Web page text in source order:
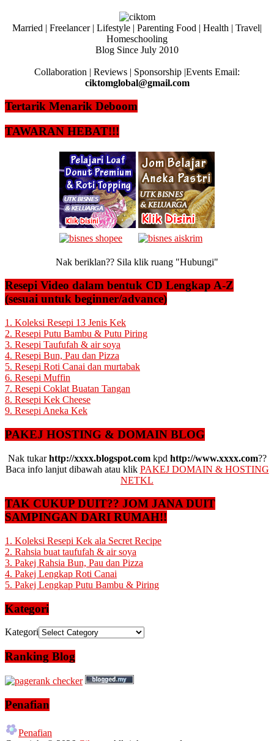
Married | Freelancer | Lifestyle | Parenting Food | Health | Travel|
Homeschooling
Blog Since July 2010
Collaboration | Reviews | Sponsorship |Events Email:
ciktomglobal@gmail.com
Tertarik Menarik Deboom
TAWARAN HEBAT!!!
Nak beriklan?? Sila klik ruang "Hubungi"
Resepi Video dalam bentuk CD Lengkap A-Z
(sesuai untuk beginner/advance)
1. Koleksi Resepi 13 Jenis Kek
2. Resepi Putu Bambu & Putu Piring
3. Resepi Taufufah & air soya
4. Resepi Bun, Pau dan Pizza
5. Resepi Roti Canai dan murtabak
6. Resepi Muffin
7. Resepi Coklat Buatan Tangan
8. Resepi Kek Cheese
9. Resepi Aneka Kek
PAKEJ HOSTING & DOMAIN BLOG
Nak tukarhttp://xxxx.blogspot.comkpd http://www.xxxx.com??
Baca info lanjut dibawah atau klik PAKEJ DOMAIN & HOSTING
NETKL
TAK CUKUP DUIT?? JOM JANA DUIT
SAMPINGAN DARI RUMAH!!
1. Koleksi Resepi Kek ala Secret Recipe
2. Rahsia buat taufufah & air soya
3. Pakej Rahsia Bun, Pau dan Pizza
4. Pakej Lengkap Roti Canai
5. Pakej Lengkap Putu Bambu & Piring
Kategori
Kategori
Ranking Blog
Penafian
Penafian